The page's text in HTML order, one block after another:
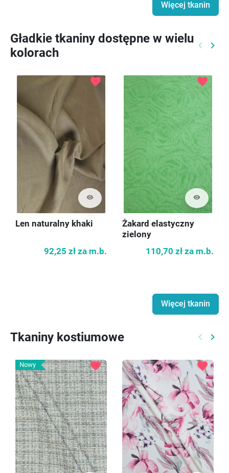
Więcej tkanin
Gładkie tkaniny dostępne w wielu
kolorach
keyboard_arrow_left keyboard_arrow_right
visibility
favorite
Len naturalny khaki
92,25 zł za m.b.
visibility
favorite
Żakard elastyczny
zielony
110,70 zł za m.b.
Więcej tkanin
Tkaniny kostiumowe keyboard_arrow_left keyboard_arrow_right
Nowy favorite favorite